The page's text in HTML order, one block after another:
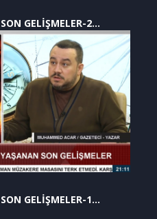
GELİŞMELER-2
GELİŞMELER-1